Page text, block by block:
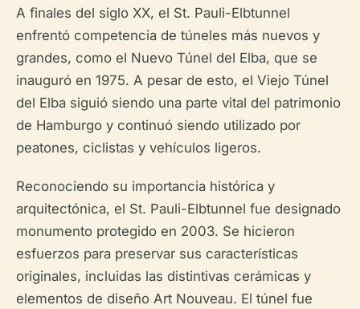
A finales del siglo XX, el St. Pauli-Elbtunnel
enfrentó competencia de túneles más nuevos y
grandes, como el Nuevo Túnel del Elba, que se
inauguró en 1975. A pesar de esto, el Viejo Túnel
del Elba siguió siendo una parte vital del patrimonio
de Hamburgo y continuó siendo utilizado por
peatones, ciclistas y vehículos ligeros.
Reconociendo su importancia histórica y
arquitectónica, el St. Pauli-Elbtunnel fue designado
monumento protegido en 2003. Se hicieron
esfuerzos para preservar sus características
originales, incluidas las distintivas cerámicas y
elementos de diseño Art Nouveau. El túnel fue